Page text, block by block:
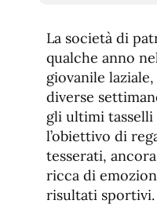
La società di
qualche anno
giovanile
diverse
gli ultimi
l’obiettivo di
tesserati,
ricca di
risultati sportivi.